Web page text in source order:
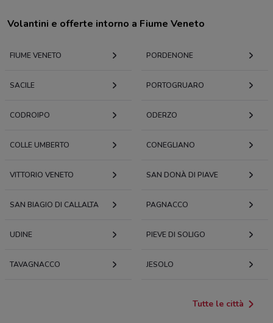
Volantini e offerte intorno a Fiume Veneto
FIUME VENETO PORDENONE
SACILE PORTOGRUARO
CODROIPO ODERZO
COLLE UMBERTO CONEGLIANO
VITTORIO VENETO SAN DONÀ DI PIAVE
SAN BIAGIO DI CALLALTA PAGNACCO
UDINE PIEVE DI SOLIGO
TAVAGNACCO JESOLO
Tutte le città